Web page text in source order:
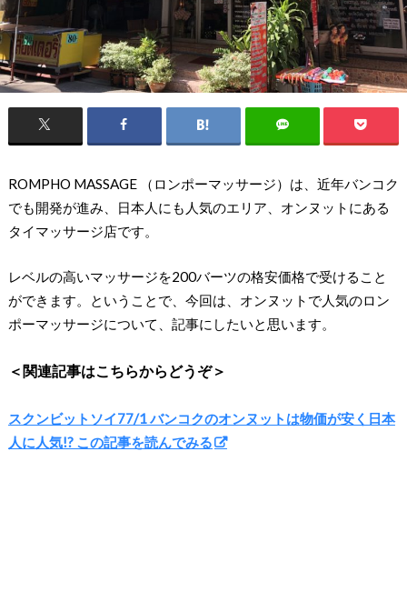
ROMPHO MASSAGE （ロンポーマッサージ）は、近年バンコク
でも開発が進み、日本人にも人気のエリア、オンヌットにある
タイマッサージ店です。
レベルの高いマッサージを200バーツの格安価格で受けること
ができます。ということで、今回は、オンヌットで人気のロン
ポーマッサージについて、記事にしたいと思います。
＜関連記事はこちらからどうぞ＞
スクンビットソイ77/1 バンコクのオンヌットは物価が安く日本
人に人気!? この記事を読んでみる